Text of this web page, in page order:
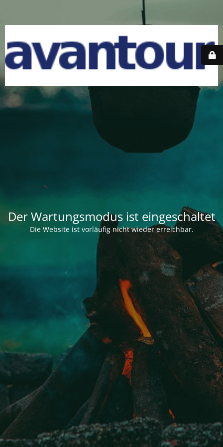
Der Wartungsmodus ist eingeschaltet
Die Website ist vorläufig nicht wieder erreichbar.